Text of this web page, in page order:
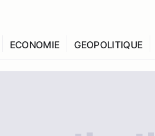
ECONOMIE GEOPOLITIQUE